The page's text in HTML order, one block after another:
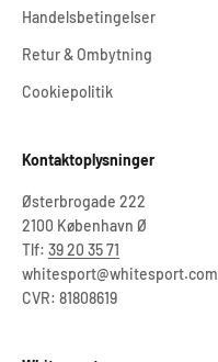
Handelsbetingelser
Retur & Ombytning
Cookiepolitik
Kontaktoplysninger
Østerbrogade 222
2100 København Ø
Tlf: 39 20 35 71
whitesport@whitesport.com
CVR: 81808619